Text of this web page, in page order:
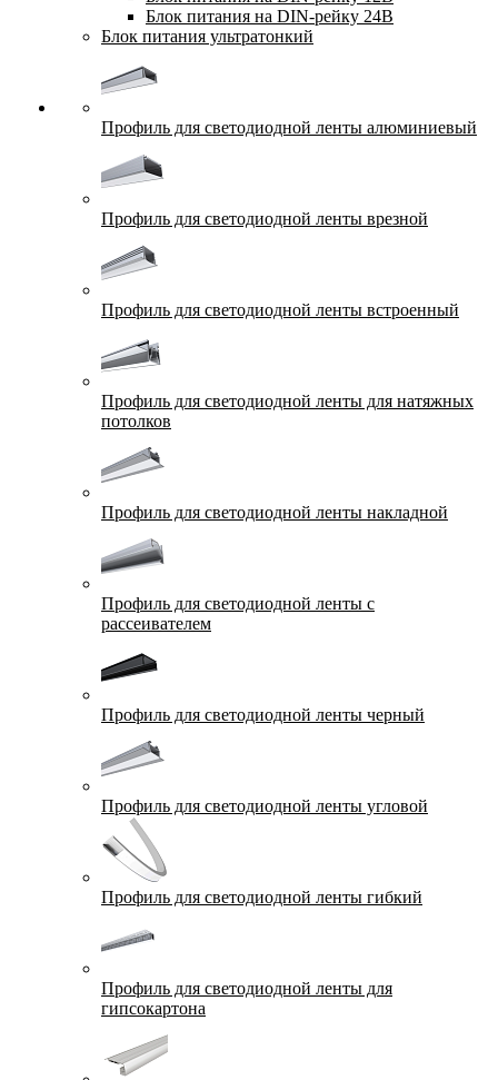
Блок питания на DIN-рейку 24В
Блок питания ультратонкий
Профиль для светодиодной ленты алюминиевый
Профиль для светодиодной ленты врезной
Профиль для светодиодной ленты встроенный
Профиль для светодиодной ленты для натяжных
потолков
Профиль для светодиодной ленты накладной
Профиль для светодиодной ленты с
рассеивателем
Профиль для светодиодной ленты черный
Профиль для светодиодной ленты угловой
Профиль для светодиодной ленты гибкий
Профиль для светодиодной ленты для
гипсокартона